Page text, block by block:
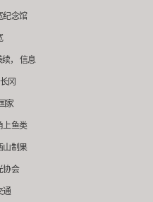
纪念馆
， 信息
冈
家
上鱼类
山制果
协会
通